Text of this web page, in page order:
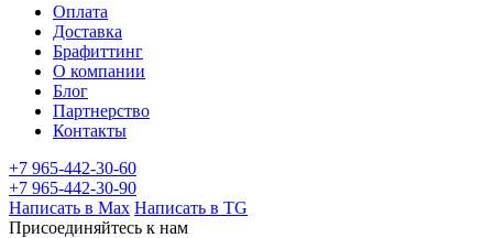
Оплата
Доставка
Брафиттинг
О компании
Блог
Партнерство
Контакты
+7 965-442-30-60
+7 965-442-30-90
Написать в Max Написать в TG
Присоединяйтесь к нам